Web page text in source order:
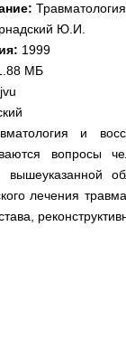
Ю.И.
1999
МБ
и
вопросы
вышеуказанной
лечения